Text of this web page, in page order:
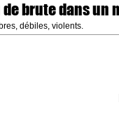
de brute dans un
débiles, violents.